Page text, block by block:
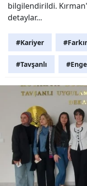
bilgilendirildi.
detaylar...
#Kariyer
#Tavşanlı